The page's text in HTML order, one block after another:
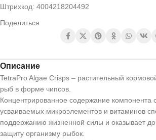
Штрихкод: 4004218204492
Поделиться
Описание
TetraPro Algae Crisps – растительный
рыб в форме чипсов.
Концентрированное содержание компонента
усваиваемых микроэлементов и витаминов
поддержанию жизненной силы и оказывает
защиту организму рыбок.